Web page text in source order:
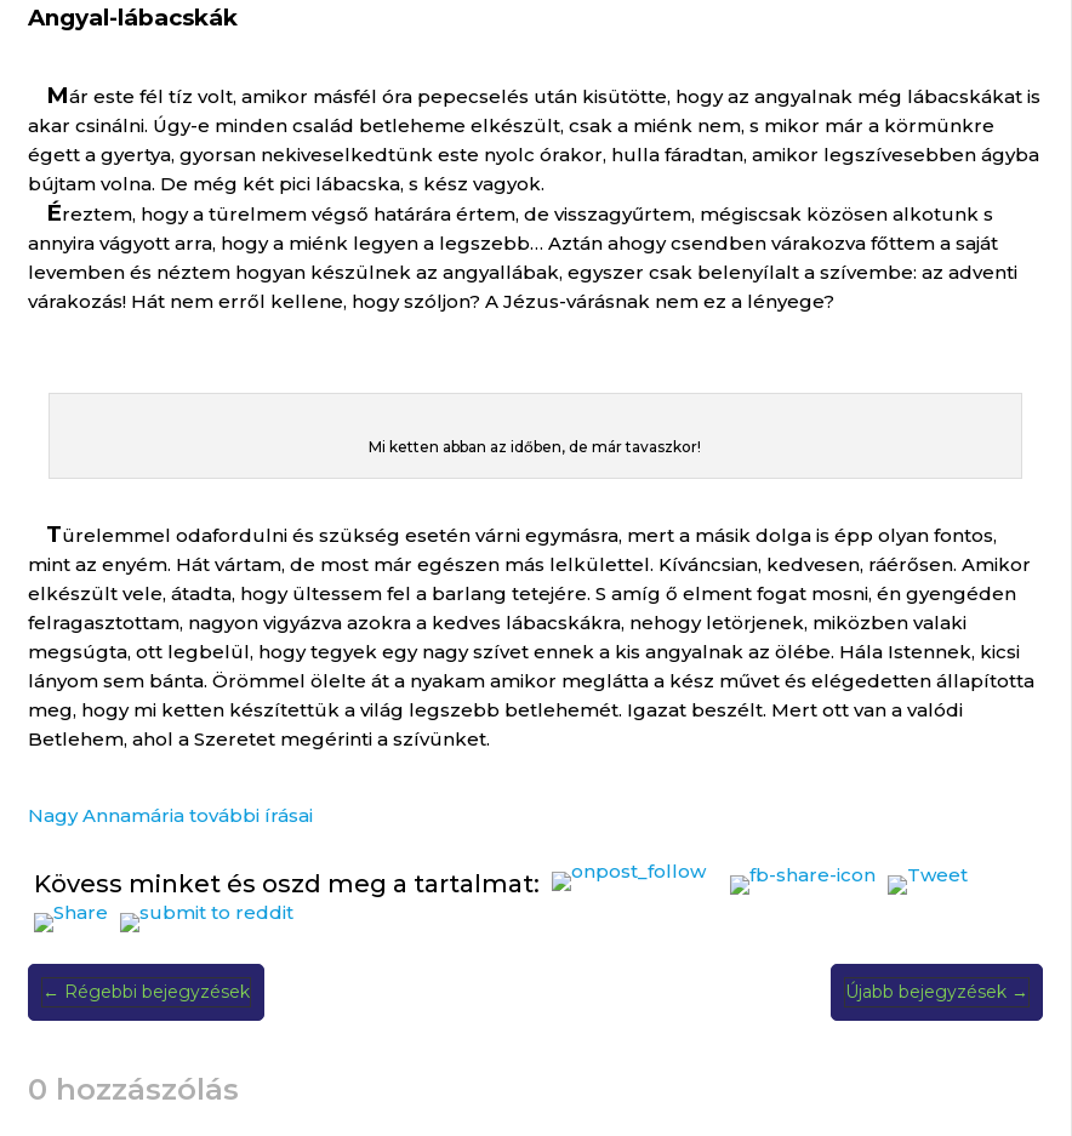
Angyal-lábacskák
Már este fél tíz volt, amikor másfél óra pepecselés után kisütötte, hogy az angyalnak még lábacskákat is
akar csinálni. Úgy-e minden család betleheme elkészült, csak a miénk nem, s mikor már a körmünkre
égett a gyertya, gyorsan nekiveselkedtünk este nyolc órakor, hulla fáradtan, amikor legszívesebben ágyba
bújtam volna. De még két pici lábacska, s kész vagyok.
Éreztem, hogy a türelmem végső határára értem, de visszagyűrtem, mégiscsak közösen alkotunk s
annyira vágyott arra, hogy a miénk legyen a legszebb… Aztán ahogy csendben várakozva főttem a saját
levemben és néztem hogyan készülnek az angyallábak, egyszer csak belenyílalt a szívembe: az adventi
várakozás! Hát nem erről kellene, hogy szóljon? A Jézus-várásnak nem ez a lényege?
Mi ketten abban az időben, de már tavaszkor!
Türelemmel odafordulni és szükség esetén várni egymásra, mert a másik dolga is épp olyan fontos,
mint az enyém. Hát vártam, de most már egészen más lelkülettel. Kíváncsian, kedvesen, ráérősen. Amikor
elkészült vele, átadta, hogy ültessem fel a barlang tetejére. S amíg ő elment fogat mosni, én gyengéden
felragasztottam, nagyon vigyázva azokra a kedves lábacskákra, nehogy letörjenek, miközben valaki
megsúgta, ott legbelül, hogy tegyek egy nagy szívet ennek a kis angyalnak az ölébe. Hála Istennek, kicsi
lányom sem bánta. Örömmel ölelte át a nyakam amikor meglátta a kész művet és elégedetten állapította
meg, hogy mi ketten készítettük a világ legszebb betlehemét. Igazat beszélt. Mert ott van a valódi
Betlehem, ahol a Szeretet megérinti a szívünket.
Nagy Annamária további írásai
Kövess minket és oszd meg a tartalmat:
← Régebbi bejegyzések Újabb bejegyzések→
0 hozzászólás